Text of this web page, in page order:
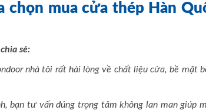
chọn mua cửa thép Hàn
sẻ:
nhà tôi rất hài lòng về chất liệu cửa, bề mặt
bạn tư vấn đúng trọng tâm không lan man giúp